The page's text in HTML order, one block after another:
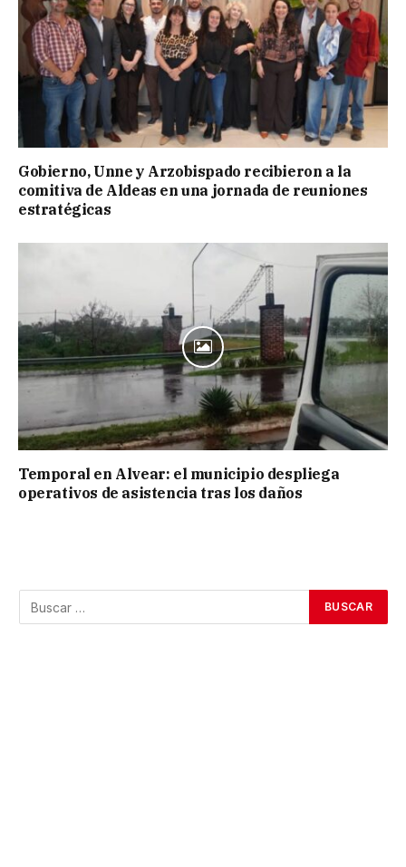
Gobierno, Unne y Arzobispado recibieron a la
comitiva de Aldeas en una jornada de reuniones
estratégicas
Temporal en Alvear: el municipio despliega
operativos de asistencia tras los daños